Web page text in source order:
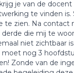
je van de
te vinden
te zien. Na contact
die mij te
niet zichtbaar
moet nog 3
Zonde van de